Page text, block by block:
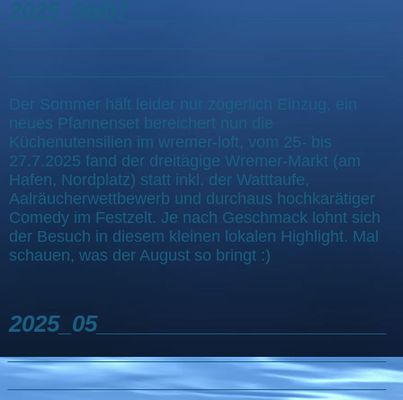
Der Sommer hält leider nur zögerlich Einzug, ein
neues Pfannenset bereichert nun die
Küchenutensilien im wremer-loft, vom 25- bis
27.7.2025 fand der dreitägige Wremer-Markt (am
Hafen, Nordplatz) statt inkl. der Watttaufe,
Aalräucherwettbewerb und durchaus hochkarätiger
Comedy im Festzelt. Je nach Geschmack lohnt sich
der Besuch in diesem kleinen lokalen Highlight. Mal
schauen, was der August so bringt :)
2025_05_______________________
______________________________
______________________________